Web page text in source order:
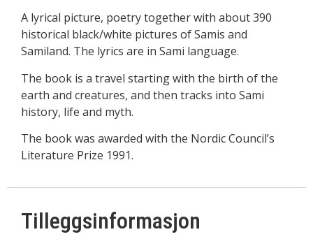
A lyrical picture, poetry together with about 390
historical black/white pictures of Samis and
Samiland. The lyrics are in Sami language.
The book is a travel starting with the birth of the
earth and creatures, and then tracks into Sami
history, life and myth.
The book was awarded with the Nordic Council’s
Literature Prize 1991.
Tilleggsinformasjon